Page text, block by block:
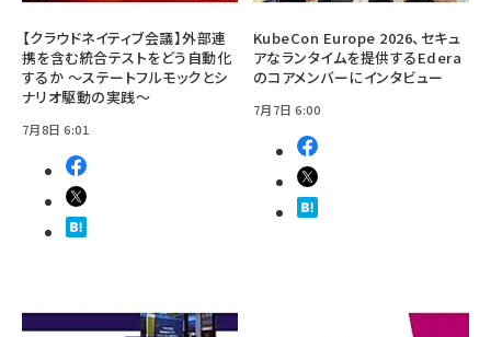
【クラウドネイティブ会議】外部連
携を含む統合テストをどう自動化
するか ～ステートフルモックとシ
ナリオ駆動の実践～
7月8日 6:01
KubeCon Europe 2026、セキュ
アなランタイムを提供するEdera
のコアメンバーにインタビュー
7月7日 6:00